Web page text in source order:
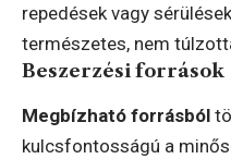
repedések vagy
természetes, nem
Beszerzési források
Megbízható forrásból
kulcsfontosságú a